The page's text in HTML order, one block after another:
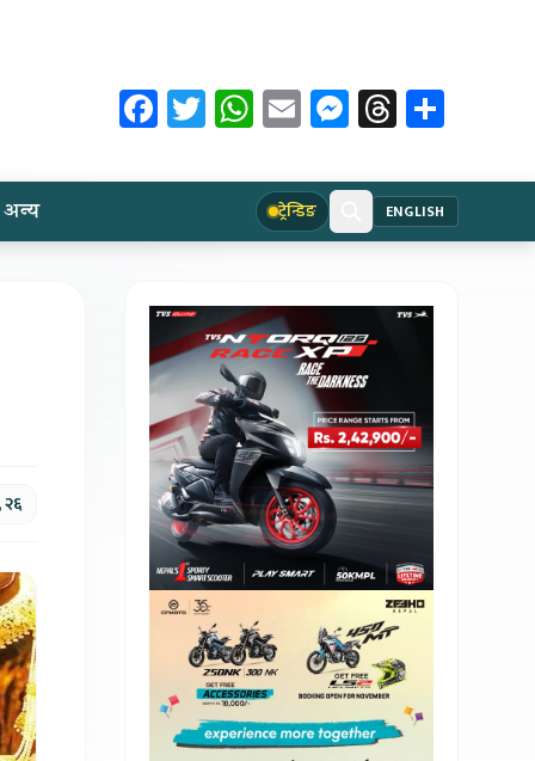
Facebook
Twitter
WhatsApp
EmailMessenger
Threads
अन्य ट्रेन्डिङ ENGLISH
२६